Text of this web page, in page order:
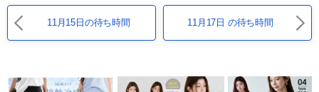
11月15日の待ち時間 11月17日 の待ち時間